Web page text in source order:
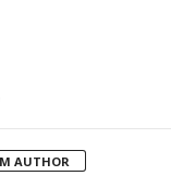
AUTHOR